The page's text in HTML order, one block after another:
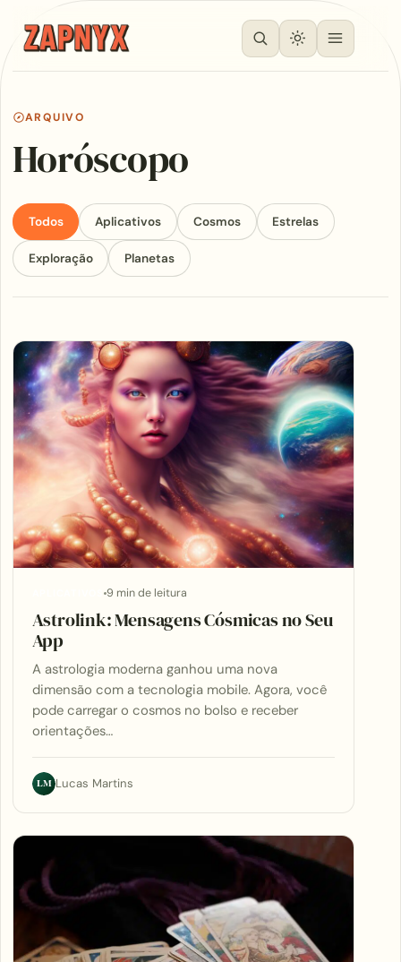
ARQUIVO
Horóscopo
Todos Aplicativos Cosmos Estrelas
Exploração Planetas
Articles
9 min de leitura
Astrolink: Mensagens Cósmicas no Seu
App
A astrologia moderna ganhou uma nova
dimensão com a tecnologia mobile. Agora, você
pode carregar o cosmos no bolso e receber
orientações…
LM Lucas Martins